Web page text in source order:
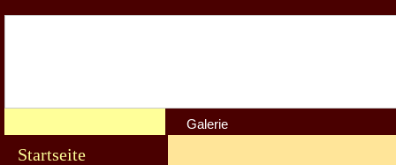
Startseite
Galerie